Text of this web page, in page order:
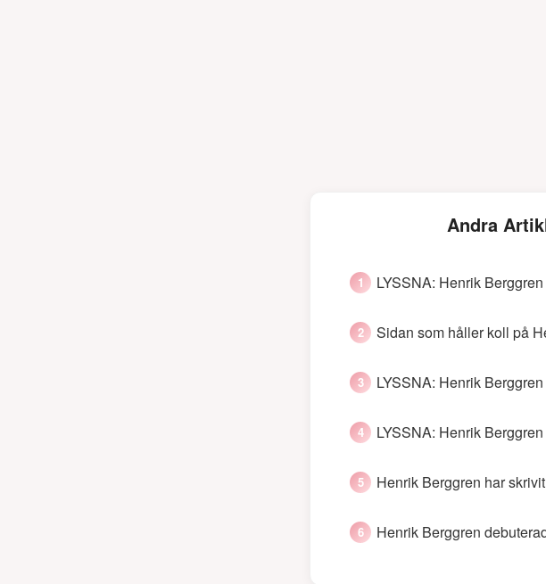
Andra
LYSSNA: Henrik Berggren
Sidan som håller koll på
LYSSNA: Henrik Berggren
LYSSNA: Henrik Berggren
Henrik Berggren har
Henrik Berggren